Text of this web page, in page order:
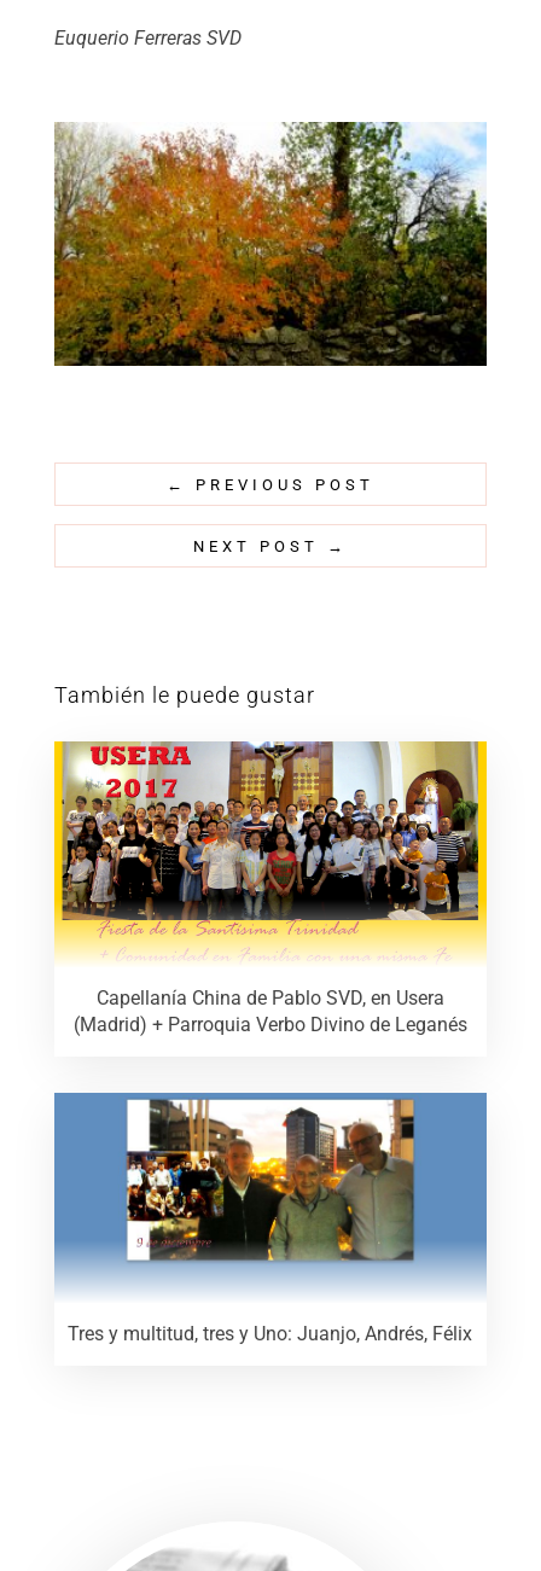
Euquerio Ferreras SVD
← PREVIOUS POST
NEXT POST →
También le puede gustar
Capellanía China de Pablo SVD, en Usera
(Madrid) + Parroquia Verbo Divino de Leganés
Tres y multitud, tres y Uno: Juanjo, Andrés, Félix